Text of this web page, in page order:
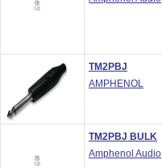
TM2PBJ
AMPHENOL
TM2PBJ BULK
Amphenol Audio